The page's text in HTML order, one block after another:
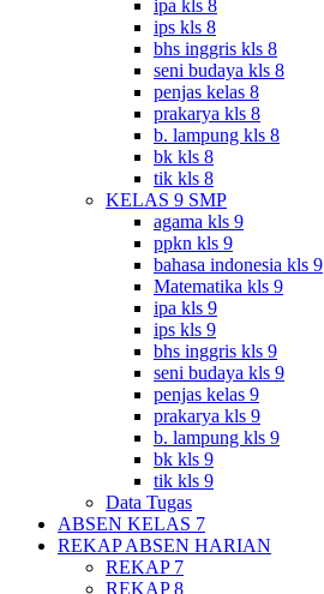
ipa kls 8
ips kls 8
bhs inggris kls 8
seni budaya kls 8
penjas kelas 8
prakarya kls 8
b. lampung kls 8
bk kls 8
tik kls 8
KELAS 9 SMP
agama kls 9
ppkn kls 9
bahasa indonesia kls 9
Matematika kls 9
ipa kls 9
ips kls 9
bhs inggris kls 9
seni budaya kls 9
penjas kelas 9
prakarya kls 9
b. lampung kls 9
bk kls 9
tik kls 9
Data Tugas
ABSEN KELAS 7
REKAP ABSEN HARIAN
REKAP 7
REKAP 8